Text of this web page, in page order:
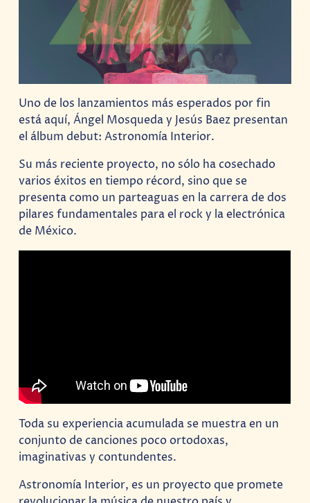
Uno de los lanzamientos más esperados por fin
está aquí, Ángel Mosqueda y Jesús Baez presentan
el álbum debut: Astronomía Interior.
Su más reciente proyecto, no sólo ha cosechado
varios éxitos en tiempo récord, sino que se
presenta como un parteaguas en la carrera de dos
pilares fundamentales para el rock y la electrónica
de México.
Toda su experiencia acumulada se muestra en un
conjunto de canciones poco ortodoxas,
imaginativas y contundentes.
Astronomía Interior, es un proyecto que promete